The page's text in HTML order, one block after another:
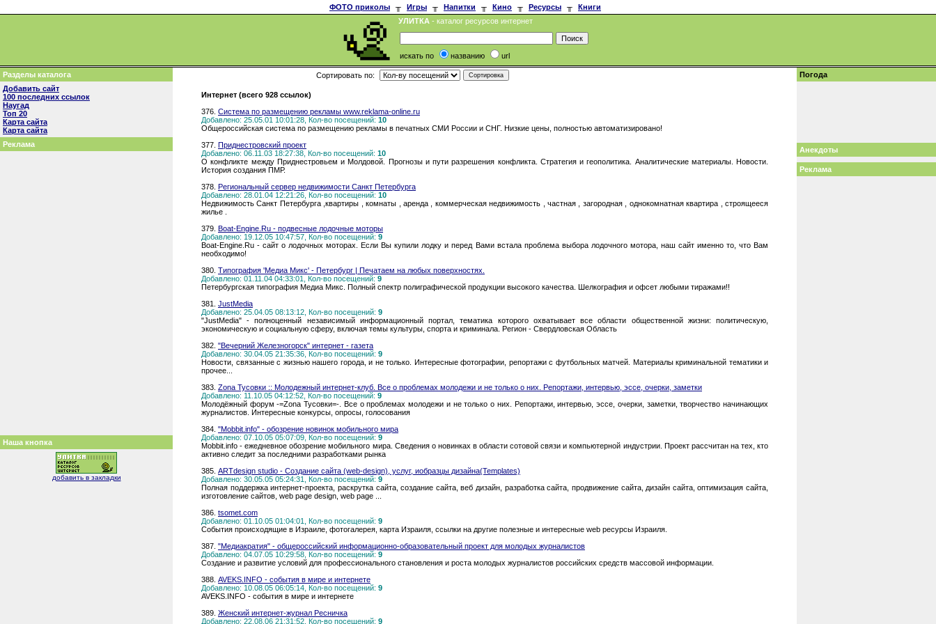
ФОТО приколы ╥ Игры ╥ Напитки ╥ Кино ╥ Ресурсы ╥
Книги
УЛИТКА - каталог ресурсов интернет
искать по названию url
Разделы каталога
Добавить сайт
100 последних ссылок
Наугад
Топ 20
Карта сайта
Карта сайта
Реклама
Наша кнопка
добавить в закладки
Сортировать по:
Интернет (всего 928 ссылок)
376. Система по размещению рекламы www.reklama-online.ru
Добавлено: 25.05.01 10:01:28, Кол-во посещений: 10
Общероссийская система по размещению рекламы в печатных СМИ России и СНГ. Низкие цены, полностью автоматизировано!
377. Приднестровский проект
Добавлено: 06.11.03 18:27:38, Кол-во посещений: 10
О конфликте между Приднестровьем и Молдовой. Прогнозы и пути разрешения конфликта. Стратегия и геополитика. Аналитические материалы. Новости.
История создания ПМР.
378. Региональный сервер недвижимости Санкт Петербурга
Добавлено: 28.01.04 12:21:26, Кол-во посещений: 10
Недвижимость Санкт Петербурга ,квартиры , комнаты , аренда , коммерческая недвижимость , частная , загородная , однокомнатная квартира , строящееся
жилье .
379. Boat-Engine.Ru - подвесные лодочные моторы
Добавлено: 19.12.05 10:47:57, Кол-во посещений: 9
Boat-Engine.Ru - сайт о лодочных моторах. Если Вы купили лодку и перед Вами встала проблема выбора лодочного мотора, наш сайт именно то, что Вам
необходимо!
380. Типография 'Медиа Микс' - Петербург | Печатаем на любых поверхностях.
Добавлено: 01.11.04 04:33:01, Кол-во посещений: 9
Петербургская типография Медиа Микс. Полный спектр полиграфической продукции высокого качества. Шелкография и офсет любыми тиражами!!
381. JustMedia
Добавлено: 25.04.05 08:13:12, Кол-во посещений: 9
"JustMedia" - полноценный независимый информационный портал, тематика которого охватывает все области общественной жизни: политическую,
экономическую и социальную сферу, включая темы культуры, спорта и криминала. Регион - Свердловская Область
382. "Вечерний Железногорск" интернет - газета
Добавлено: 30.04.05 21:35:36, Кол-во посещений: 9
Новости, связанные с жизнью нашего города, и не только. Интересные фотографии, репортажи с футбольных матчей. Материалы криминальной тематики и
прочее...
383. Zona Тусовки :: Молодежный интернет-клуб. Все о проблемах молодежи и не только о них. Репортажи, интервью, эссе, очерки, заметки
Добавлено: 11.10.05 04:12:52, Кол-во посещений: 9
Молодёжный форум -=Zona Тусовки=-. Все о проблемах молодежи и не только о них. Репортажи, интервью, эссе, очерки, заметки, творчество начинающих
журналистов. Интересные конкурсы, опросы, голосования
384. "Mobbit.info" - обозрение новинок мобильного мира
Добавлено: 07.10.05 05:07:09, Кол-во посещений: 9
Mobbit.info - ежедневное обозрение мобильного мира. Сведения о новинках в области сотовой связи и компьютерной индустрии. Проект рассчитан на тех, кто
активно следит за последними разработками рынка
385. ARTdesign studio - Создание сайта (web-design), услуг, иобразцы дизайна(Templates)
Добавлено: 30.05.05 05:24:31, Кол-во посещений: 9
Полная поддержка интернет-проекта, раскрутка сайта, создание сайта, веб дизайн, разработка сайта, продвижение сайта, дизайн сайта, оптимизация сайта,
изготовление сайтов, web page design, web page ...
386. tsomet.com
Добавлено: 01.10.05 01:04:01, Кол-во посещений: 9
События происходящие в Израиле, фотогалерея, карта Израиля, ссылки на другие полезные и интересные web ресурсы Израиля.
387. "Медиакратия" - общероссийский информационно-образовательный проект для молодых журналистов
Добавлено: 04.07.05 10:29:58, Кол-во посещений: 9
Создание и развитие условий для профессионального становления и роста молодых журналистов российских средств массовой информации.
388. AVEKS.INFO - события в мире и интернете
Добавлено: 10.08.05 06:05:14, Кол-во посещений: 9
AVEKS.INFO - события в мире и интернете
389. Женский интернет-журнал Ресничка
Добавлено: 22.08.06 21:31:52, Кол-во посещений: 9
Погода
Анекдоты
Реклама